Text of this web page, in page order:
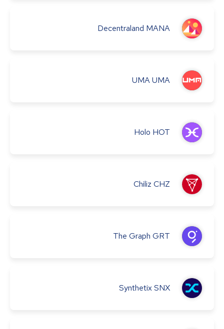
Decentraland MANA
UMAUMA
Holo HOT
Chiliz CHZ
The Graph GRT
SynthetixSNX